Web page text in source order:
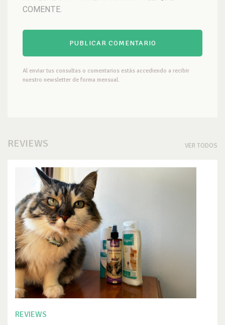
COMENTE.
Al enviar tus consultas o comentarios estás accediendo a recibir
nuestro newsletter de forma mensual.
REVIEWS VER TODOS
REVIEWS